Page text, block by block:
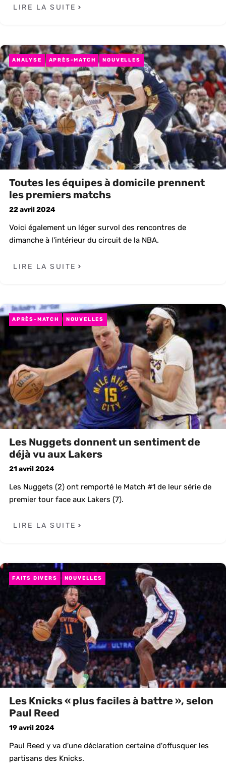
LIRE LA SUITE
ANALYSE APRÈS-MATCH NOUVELLES
Toutes les équipes à domicile prennent
les premiers matchs
22 avril 2024
Voici également un léger survol des rencontres de
dimanche à l'intérieur du circuit de la NBA.
LIRE LA SUITE
APRÈS-MATCH NOUVELLES
Les Nuggets donnent un sentiment de
déjà vu aux Lakers
21 avril 2024
Les Nuggets (2) ont remporté le Match #1 de leur série de
premier tour face aux Lakers (7).
LIRE LA SUITE
FAITS DIVERS NOUVELLES
Les Knicks « plus faciles à battre », selon
Paul Reed
19 avril 2024
Paul Reed y va d'une déclaration certaine d'offusquer les
partisans des Knicks.